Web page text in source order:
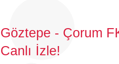
Göztepe - Çorum
Canlı İzle!